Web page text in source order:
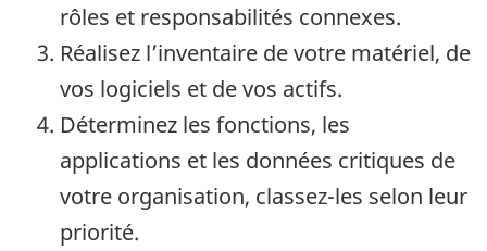
rôles et responsabilités connexes.
Réalisez l’inventaire de votre matériel, de
vos logiciels et de vos actifs.
Déterminez les fonctions, les
applications et les données critiques de
votre organisation, classez-les selon leur
priorité.